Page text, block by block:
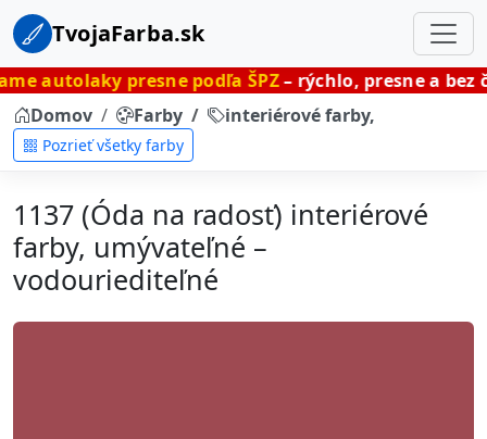
TvojaFarba.sk
presne podľa ŠPZ– rýchlo, presne a bez čakania.
Domov
Farby interiérové farby,
Pozrieť všetky farby
1137 (Óda na radosť) interiérové
farby, umývateľné –
vodouriediteľné